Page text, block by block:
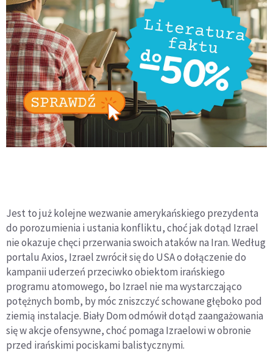
Jest to już kolejne wezwanie amerykańskiego prezydenta
do porozumienia i ustania konfliktu, choć jak dotąd Izrael
nie okazuje chęci przerwania swoich ataków na Iran. Według
portalu Axios, Izrael zwrócił się do USA o dołączenie do
kampanii uderzeń przeciwko obiektom irańskiego
programu atomowego, bo Izrael nie ma wystarczająco
potężnych bomb, by móc zniszczyć schowane głęboko pod
ziemią instalacje. Biały Dom odmówił dotąd zaangażowania
się w akcje ofensywne, choć pomaga Izraelowi w obronie
przed irańskimi pociskami balistycznymi.